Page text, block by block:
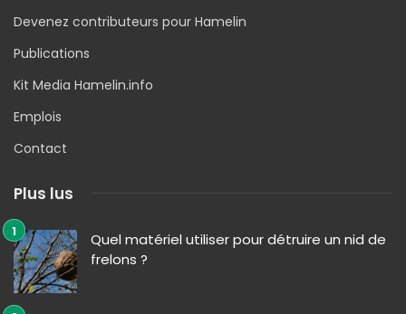
Devenez contributeurs pour Hamelin
Publications
Kit Media Hamelin.info
Emplois
Contact
Plus lus
Quel matériel utiliser pour détruire un nid de
frelons ?